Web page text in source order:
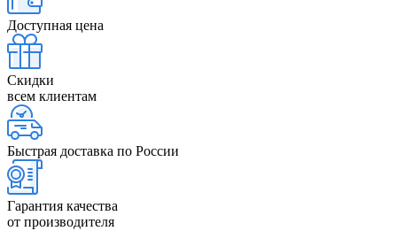
Доступная цена
Скидки
всем клиентам
Быстрая доставка по России
Гарантия качества
от производителя